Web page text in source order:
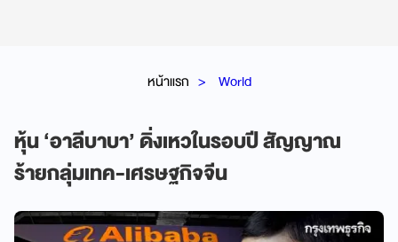
หน้าแรก World
หุ้น ‘อาลีบาบา’ ดิ่งเหวในรอบปี สัญญาณ
ร้ายกลุ่มเทค-เศรษฐกิจจีน